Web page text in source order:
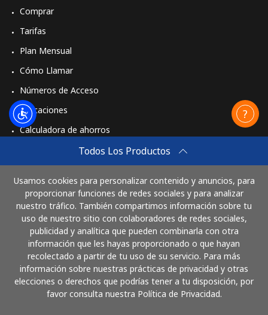
Todos Los Productos
Usamos cookies para personalizar contenido y anuncios, para
proporcionar funciones de redes sociales y para analizar
nuestro tráfico. También compartimos información sobre tu
uso de nuestro sitio con colaboradores de redes sociales,
publicidad y analítica que pueden combinarla con otra
información que les hayas proporcionado o que hayan
recolectado a partir de tu uso de su servicio. Para más
información sobre nuestras prácticas de privacidad y otras
elecciones o derechos que podrías tener a tu disposición, por
favor consulta nuestra Política de Privacidad.
Comprar
Tarifas
Plan Mensual
Cómo Llamar
Números de Acceso
Aplicaciones
Calculadora de ahorros
Cómo funciona
Paga con